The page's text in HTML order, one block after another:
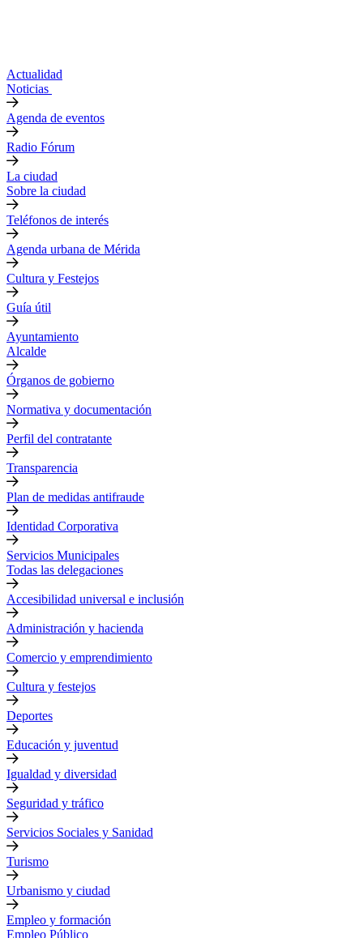
Actualidad
Noticias
Agenda de eventos
Radio Fórum
La ciudad
Sobre la ciudad
Teléfonos de interés
Agenda urbana de Mérida
Cultura y Festejos
Guía útil
Ayuntamiento
Alcalde
Órganos de gobierno
Normativa y documentación
Perfil del contratante
Transparencia
Plan de medidas antifraude
Identidad Corporativa
Servicios Municipales
Todas las delegaciones
Accesibilidad universal e inclusión
Administración y hacienda
Comercio y emprendimiento
Cultura y festejos
Deportes
Educación y juventud
Igualdad y diversidad
Seguridad y tráfico
Servicios Sociales y Sanidad
Turismo
Urbanismo y ciudad
Empleo y formación
Empleo Público